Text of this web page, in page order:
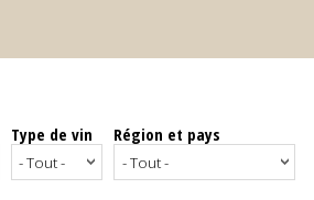
Type de vin Région et pays